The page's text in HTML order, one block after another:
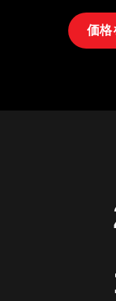
価格